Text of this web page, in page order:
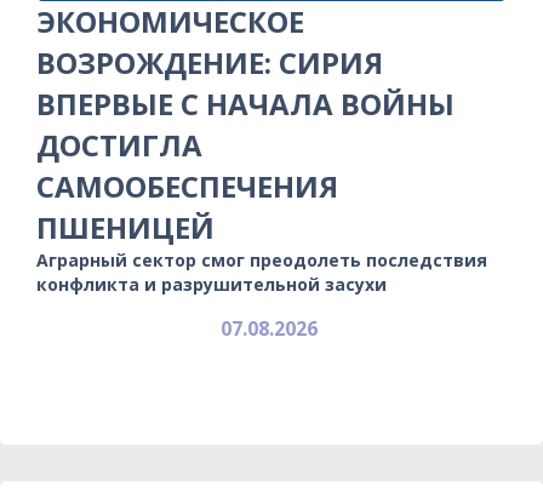
ЭКОНОМИЧЕСКОЕ
ВОЗРОЖДЕНИЕ: СИРИЯ
ВПЕРВЫЕ С НАЧАЛА ВОЙНЫ
ДОСТИГЛА
САМООБЕСПЕЧЕНИЯ
ПШЕНИЦЕЙ
Аграрный сектор смог преодолеть последствия
конфликта и разрушительной засухи
07.08.2026